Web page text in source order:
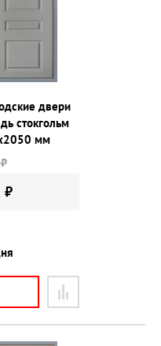
двери
стокгольм
мм
₽